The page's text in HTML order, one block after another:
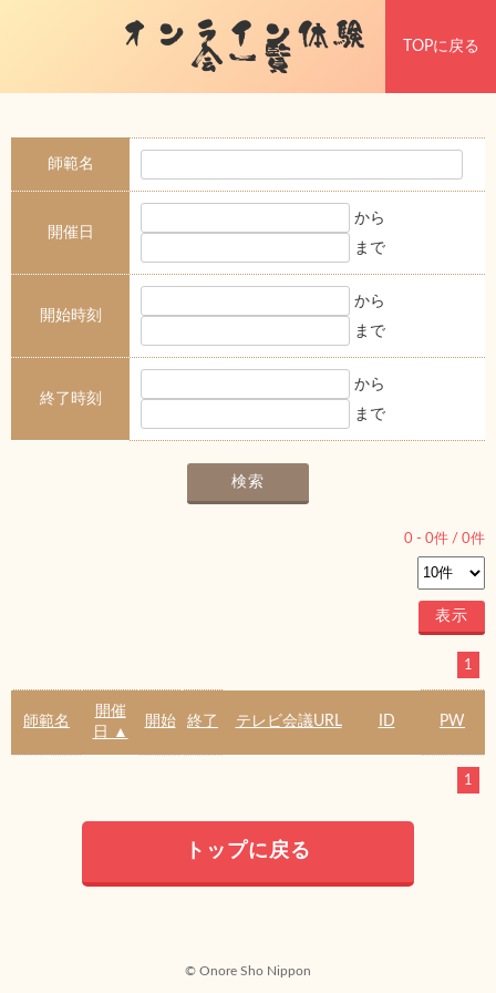
オンライン体験
会一覧 TOPに戻る
師範名
開催日
から
まで
開始時刻
から
まで
終了時刻
から
まで
0 - 0件 / 0件
1
師範名
開催
日 ▲
開始 終了 テレビ会議URL ID PW
1
トップに戻る
© Onore Sho Nippon